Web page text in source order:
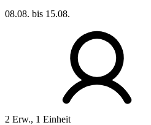
08.08. bis 15.08.
2 Erw., 1 Einheit